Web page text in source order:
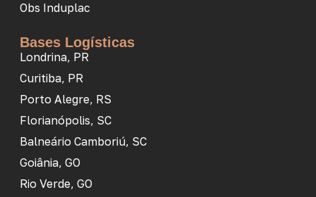
Obs Induplac
Bases Logísticas
Londrina, PR
Curitiba, PR
Porto Alegre, RS
Florianópolis, SC
Balneário Camboriú, SC
Goiânia, GO
Rio Verde, GO